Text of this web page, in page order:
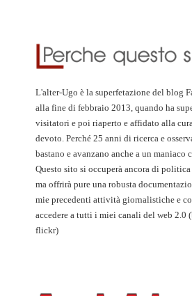
L'alter-Ugo è la superfetazione del blog
alla fine di febbraio 2013, quando ha
visitatori e poi riaperto e affidato alla
devoto. Perché 25 anni di ricerca e
bastano e avanzano anche a un maniaco
Questo sito si occuperà ancora di
ma offrirà pure una robusta
mie precedenti attività giornalistiche e
accedere a tutti i miei canali del web 2.0
flickr)